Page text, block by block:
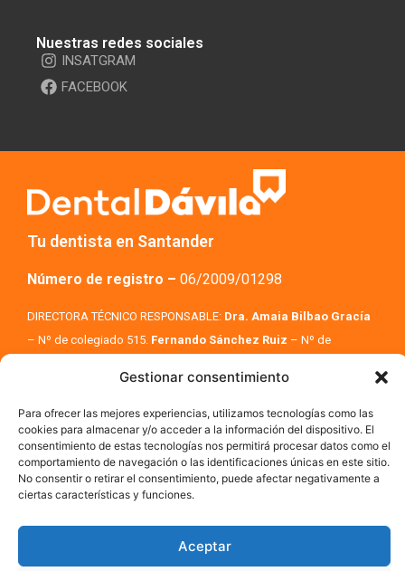
Gestionar consentimiento
Para ofrecer las mejores experiencias, utilizamos tecnologías como las
cookies para almacenar y/o acceder a la información del dispositivo. El
consentimiento de estas tecnologías nos permitirá procesar datos como el
comportamiento de navegación o las identificaciones únicas en este sitio.
No consentir o retirar el consentimiento, puede afectar negativamente a
ciertas características y funciones.
Aceptar
Nuestras redes sociales
INSATGRAM
FACEBOOK
Tu dentista en Santander
Número de registro – 06/2009/01298
DIRECTORA TÉCNICO RESPONSABLE: Dra. Amaia Bilbao Gracía
– Nº de colegiado 515. Fernando Sánchez Ruiz – Nº de
© DENTAL DÁVILA| Todos los derechos reservados |
LEGAL Y POLÍTICA PRIVACIDAD| POLÍTICA DE COOKIES